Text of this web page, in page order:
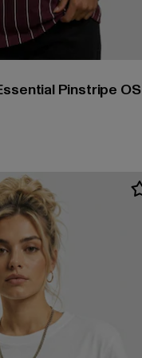
Pinstripe OS
EUR